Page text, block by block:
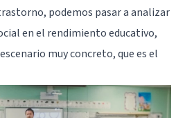
podemos pasar a analizar
en el rendimiento educativo,
muy concreto, que es el